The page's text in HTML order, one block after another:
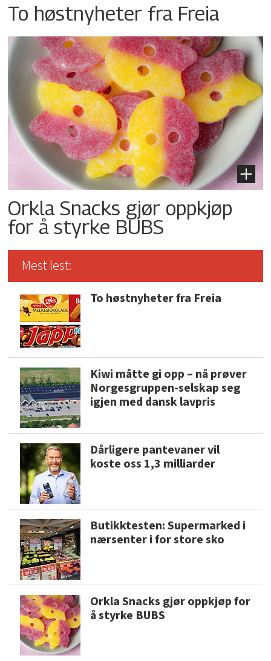
To høstnyheter fra Freia
Orkla Snacks gjør oppkjøp
for å styrke BUBS
Mest lest:
To høstnyheter fra Freia
Kiwi måtte gi opp – nå prøver
Norgesgruppen-selskap seg
igjen med dansk lavpris
Dårligere pantevaner vil
koste oss 1,3 milliarder
Butikktesten: Supermarked i
nærsenter i for store sko
Orkla Snacks gjør oppkjøp for
å styrke BUBS